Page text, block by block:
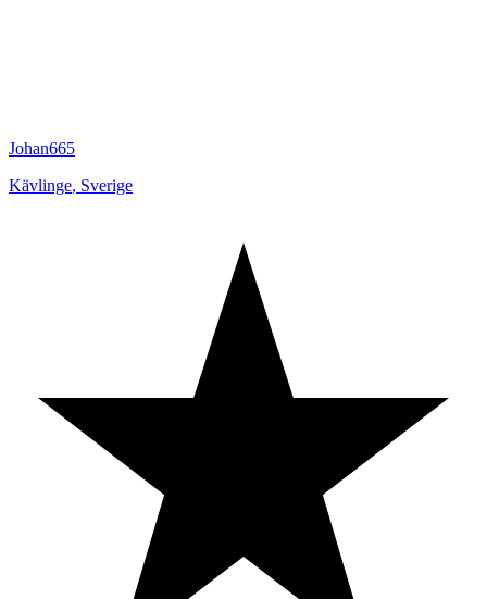
Johan665
Kävlinge, Sverige